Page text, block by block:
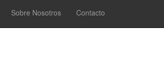
Sobre Nosotros Contacto